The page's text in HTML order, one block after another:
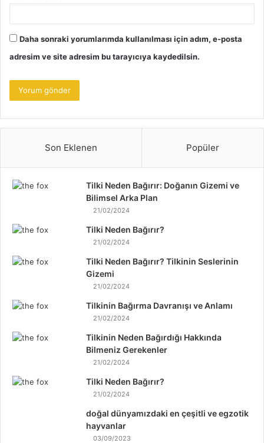
Daha sonraki yorumlarımda kullanılması için adım, e-posta
adresim ve site adresim bu tarayıcıya kaydedilsin.
Son Eklenen Popüler
Tilki Neden Bağırır: Doğanın Gizemi ve
Bilimsel Arka Plan
21/02/2024
Tilki Neden Bağırır?
21/02/2024
Tilki Neden Bağırır? Tilkinin Seslerinin
Gizemi
21/02/2024
Tilkinin Bağırma Davranışı ve Anlamı
21/02/2024
Tilkinin Neden Bağırdığı Hakkında
Bilmeniz Gerekenler
21/02/2024
Tilki Neden Bağırır?
21/02/2024
doğal dünyamızdaki en çeşitli ve egzotik
hayvanlar
03/09/2023